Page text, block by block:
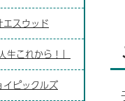
エスウッド
生これから！」
イピックルズ